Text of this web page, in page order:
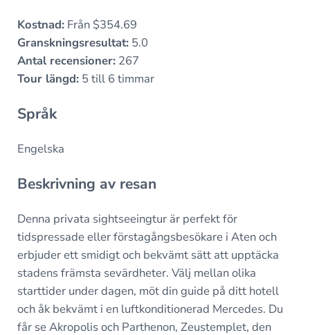
Kostnad:Från $354.69
Granskningsresultat:5.0
Antal recensioner:267
Tour längd:5 till 6 timmar
Språk
Engelska
Beskrivning av resan
Denna privata sightseeingtur är perfekt för
tidspressade eller förstagångsbesökare i Aten och
erbjuder ett smidigt och bekvämt sätt att upptäcka
stadens främsta sevärdheter. Välj mellan olika
starttider under dagen, möt din guide på ditt hotell
och åk bekvämt i en luftkonditionerad Mercedes. Du
får se Akropolis och Parthenon, Zeustemplet, den